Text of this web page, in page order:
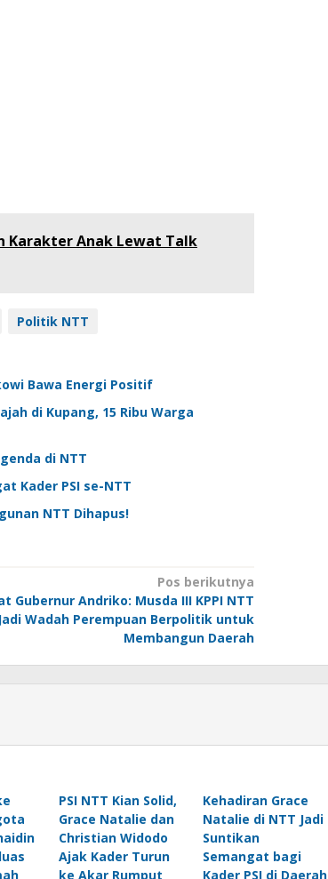
Karakter Anak Lewat Talk
Politik NTT
Bawa Energi Positif
di Kupang, 15 Ribu Warga
di NTT
Kader PSI se-NTT
NTT Dihapus!
Pos berikutnya
Gubernur Andriko: Musda III KPPI NTT
Jadi Wadah Perempuan Berpolitik untuk
Membangun Daerah
PSI NTT Kian Solid,
Grace Natalie dan
Christian Widodo
Ajak Kader Turun
ke Akar Rumput
Kehadiran Grace
Natalie di NTT Jadi
Suntikan
Semangat bagi
Kader PSI di Daerah